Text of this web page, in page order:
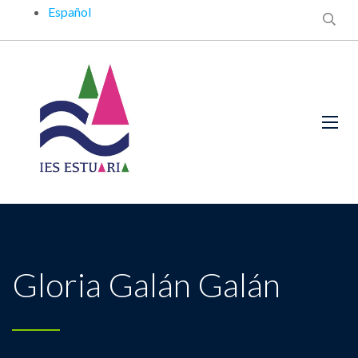
Español
Gloria Galán Galán